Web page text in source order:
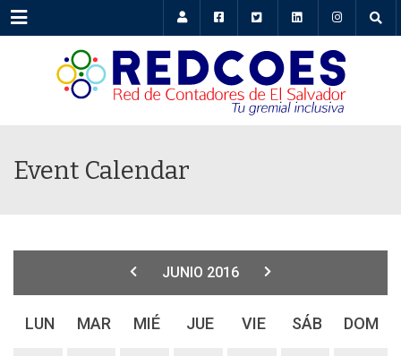
Menu
Event Calendar
JUNIO 2016
LUN MAR MIÉ JUE VIE SÁB DOM